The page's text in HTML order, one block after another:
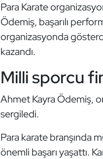
Para Karate
Ödemiş, başarılı
organizasyonda
kazandı.
Milli sporcu
Ahmet Kayra Ödemiş,
sergiledi.
Para karate branşında
önemli başarı yaşattı.